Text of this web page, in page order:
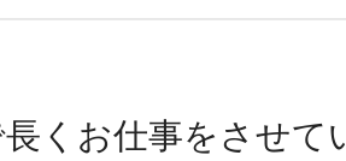
くお仕事をさせて